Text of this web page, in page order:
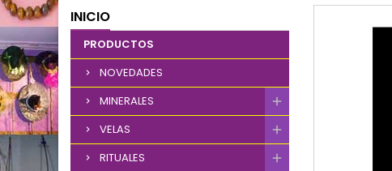
INICIO
PRODUCTOS
NOVEDADES
MINERALES
VELAS
RITUALES